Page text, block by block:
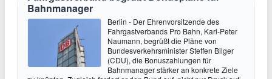
Bahnmanager
Berlin - Der Ehrenvorsitzende des
Fahrgastverbands Pro Bahn, Karl-Peter
Naumann, begrüßt die Pläne von
Bundesverkehrsminister Steffen Bilger
(CDU), die Bonuszahlungen für
Bahnmanager stärker an konkrete Ziele